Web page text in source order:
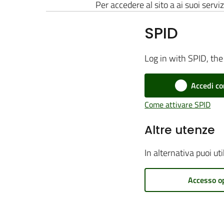
Per accedere al sito a ai suoi
SPID
Log in with SPID,
Accedi
Come attivare SPID
Altre utenze
In alternativa puoi
Accesso